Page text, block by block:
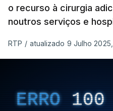
o recurso à cirurgia
noutros serviços e
RTP / atualizado 9 Julho 2025,
ERRO 100